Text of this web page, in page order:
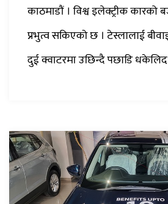
काठमाडौं । विश्व इलेक्ट्रीक कारको
प्रभुत्व सकिएको छ । टेस्लालाई
दुई क्वाटरमा उछिन्दै पछाडि